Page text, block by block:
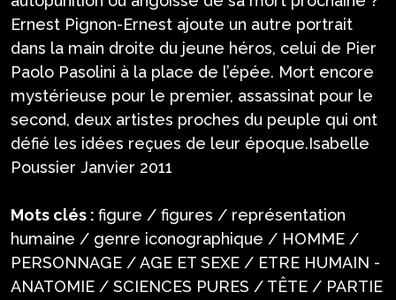
Ernest Pignon-Ernest ajoute un autre portrait
dans la main droite du jeune héros, celui de Pier
Paolo Pasolini à la place de l’épée. Mort encore
mystérieuse pour le premier, assassinat pour le
second, deux artistes proches du peuple qui ont
défié les idées reçues de leur époque.Isabelle
Poussier Janvier 2011
Mots clés : figure / figures / représentation
humaine / genre iconographique / HOMME /
PERSONNAGE / AGE ET SEXE / ETRE HUMAIN -
ANATOMIE / SCIENCES PURES / TÊTE / PARTIE